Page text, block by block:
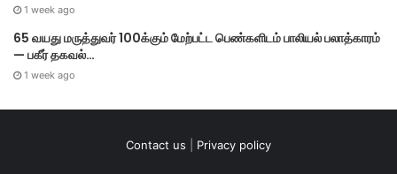
1 week ago
65 வயது மருத்துவர் 100க்கும் மேற்பட்ட பெண்களிடம் பாலியல் பலாத்காரம்
— பகீர் தகவல்…
1 week ago
Contact us Privacy policy